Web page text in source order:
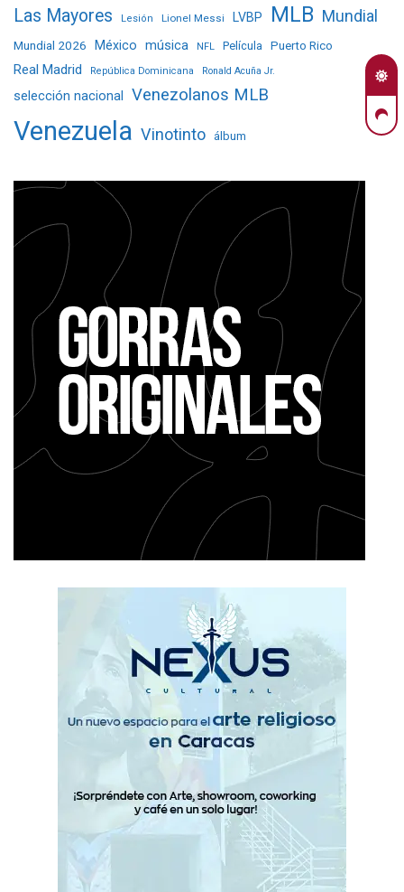
Las Mayores Lesión Lionel Messi LVBP MLB Mundial
Mundial 2026 México música NFL Película Puerto Rico
Real Madrid República Dominicana Ronald Acuña Jr.
selección nacional Venezolanos MLB
Venezuela Vinotinto álbum